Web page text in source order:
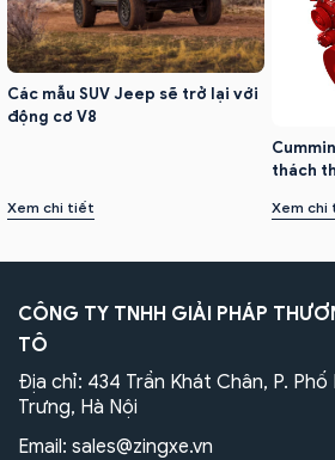
Các mẫu SUV Jeep sẽ trở lại với
động cơ V8
Xem chi tiết
thách
Xem chi
CÔNG TY TNHH GIẢI PHÁP
TÔ
Địa chỉ: 434 Trần Khát Chân, P. Phố
Trưng, Hà Nội
Email: sales@zingxe.vn